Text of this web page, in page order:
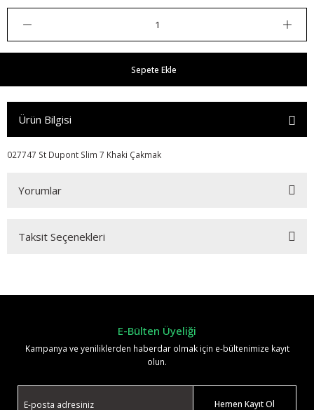
Sepete Ekle
Ürün Bilgisi
027747 St Dupont Slim 7 Khaki Çakmak
Yorumlar
Taksit Seçenekleri
E-Bülten Üyeliği
Kampanya ve yeniliklerden haberdar olmak için e-bültenimize kayıt
olun.
Hemen Kayıt Ol